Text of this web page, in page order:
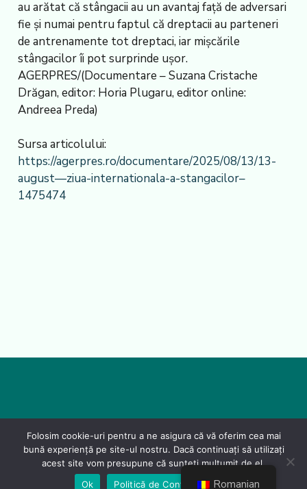
au arătat că stângacii au un avantaj față de adversari
fie și numai pentru faptul că dreptacii au parteneri
de antrenamente tot dreptaci, iar mișcările
stângacilor îi pot surprinde ușor.
AGERPRES/(Documentare – Suzana Cristache
Drăgan, editor: Horia Plugaru, editor online:
Andreea Preda)
Sursa articolului:
https://agerpres.ro/documentare/2025/08/13/13-
august—ziua-internationala-a-stangacilor–
1475474
Romanian
Folosim cookie-uri pentru a ne asigura că vă oferim cea mai
bună experiență pe site-ul nostru. Dacă continuați să utilizați
acest site vom presupune că sunteți mulțumit de el.
Ok
Politică de Confidențialiate